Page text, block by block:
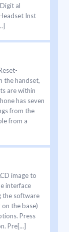
al
Inst
the handset,
are within
has seven
from the
from a
image to
interface
the software
the base)
Press
Pre[...]